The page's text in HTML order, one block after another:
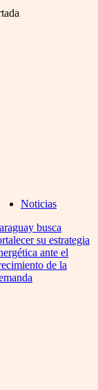
Noticias
busca
su estrategia
ante el
de la